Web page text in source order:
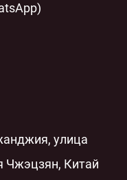
улица
Чжэцзян, Китай